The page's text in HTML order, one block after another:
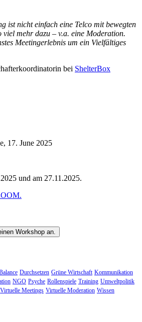
ist nicht einfach eine Telco mit bewegten
viel mehr dazu – v.a. eine Moderation.
Meetingerlebnis um ein Vielfältiges
bei ShelterBox
17. June 2025
und am 27.11.2025.
Workshop an.
Durchsetzen Grüne Wirtschaft Kommunikation
NGO Psyche Rollenspiele Training Umweltpolitik
Virtuelle Meetings Virtuelle Moderation Wissen